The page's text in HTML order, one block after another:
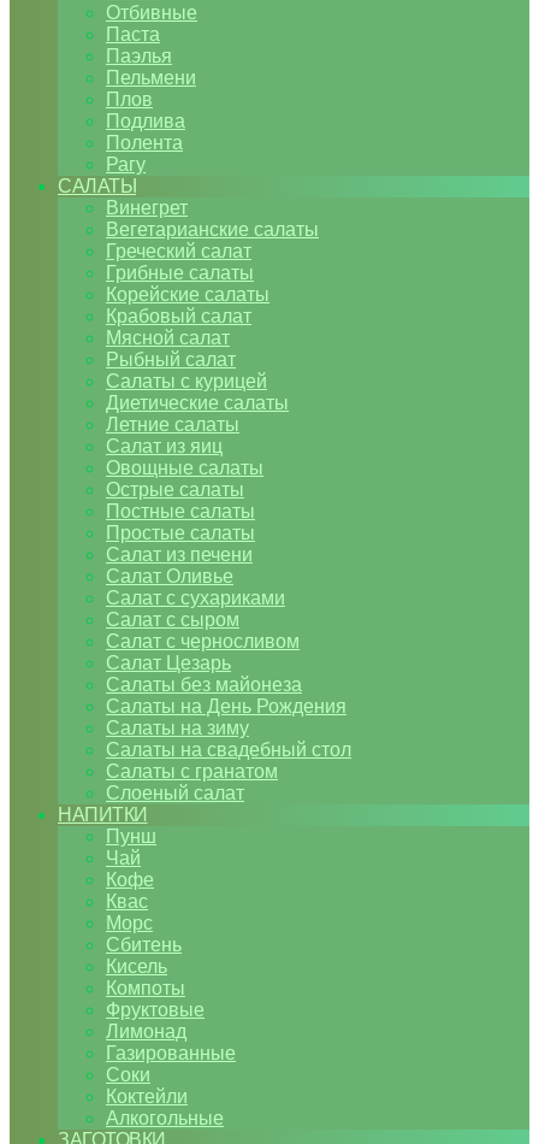
Отбивные
Паста
Паэлья
Пельмени
Плов
Подлива
Полента
Рагу
САЛАТЫ
Винегрет
Вегетарианские салаты
Греческий салат
Грибные салаты
Корейские салаты
Крабовый салат
Мясной салат
Рыбный салат
Салаты с курицей
Диетические салаты
Летние салаты
Салат из яиц
Овощные салаты
Острые салаты
Постные салаты
Простые салаты
Салат из печени
Салат Оливье
Салат с сухариками
Салат с сыром
Салат с черносливом
Салат Цезарь
Салаты без майонеза
Салаты на День Рождения
Салаты на зиму
Салаты на свадебный стол
Салаты с гранатом
Слоеный салат
НАПИТКИ
Пунш
Чай
Кофе
Квас
Морс
Сбитень
Кисель
Компоты
Фруктовые
Лимонад
Газированные
Соки
Коктейли
Алкогольные
ЗАГОТОВКИ